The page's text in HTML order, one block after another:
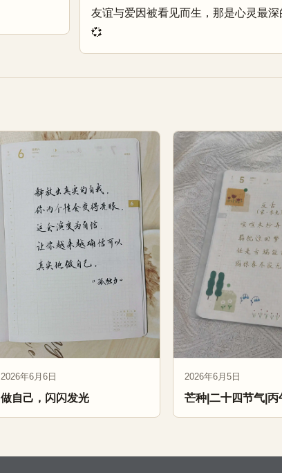
友谊与爱因被看见而生，那是心灵最深
💞
2026年6月6日
做自己，闪闪发光
2026年6月5日
芒种|二十四节气|丙